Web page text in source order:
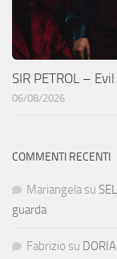
SIR PETROL –
06/08/2026
COMMENTI RECENTI
Mariangela su
guarda
Fabrizio su